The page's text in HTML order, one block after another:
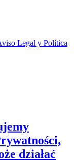
Legal y Política
działać